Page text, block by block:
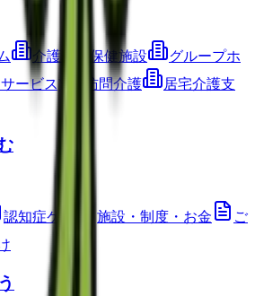
介護老人保健施設
グループホ
ービス) 訪問介護
居宅介護支
認知症ケア 施設・制度・お金
ご